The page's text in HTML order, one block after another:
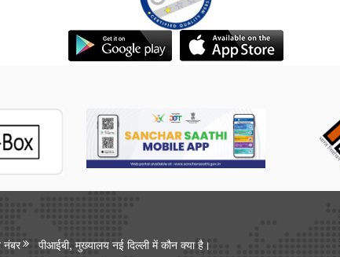
नंबर
पीआईबी, मुख्यालय नई दिल्ली में कौन क्या है।